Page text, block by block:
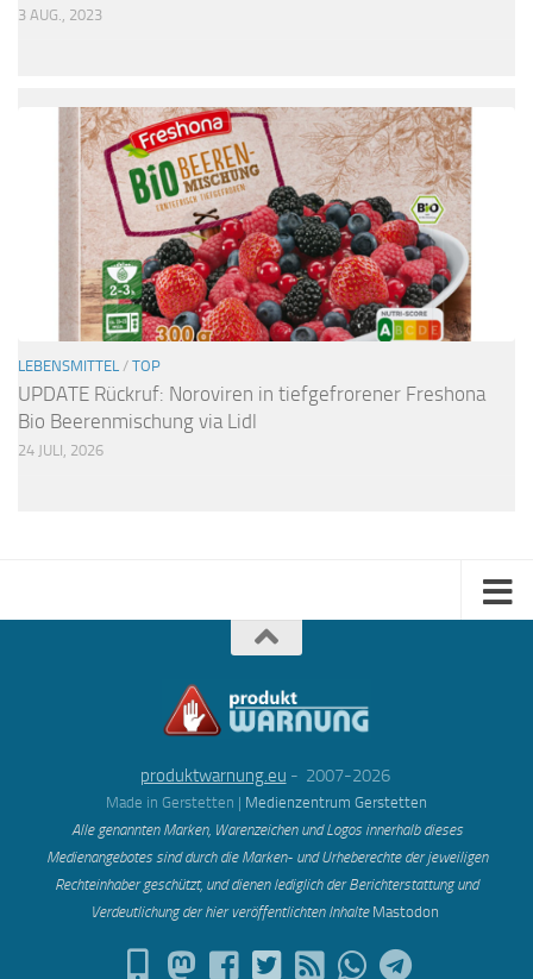
3 AUG., 2023
LEBENSMITTEL / TOP
UPDATE Rückruf: Noroviren in tiefgefrorener Freshona
Bio Beerenmischung via Lidl
24 JULI, 2026
produktwarnung.eu - 2007-2026
Made in Gerstetten | Medienzentrum Gerstetten
Alle genannten Marken, Warenzeichen und Logos innerhalb dieses
Medienangebotes sind durch die Marken- und Urheberechte der jeweiligen
Rechteinhaber geschützt, und dienen lediglich der Berichterstattung und
Verdeutlichung der hier veröffentlichten Inhalte Mastodon